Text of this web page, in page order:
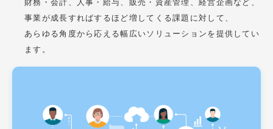
財務・会計、人事・給与、販売・資産管理、経営企画など、
事業が成長すればするほど増してくる課題に対して、
あらゆる角度から応える幅広いソリューションを提供してい
ます。